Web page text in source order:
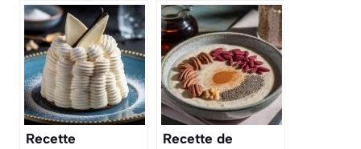
un plat crémeux et
savoureux
crémeuse
Recette
Recette de